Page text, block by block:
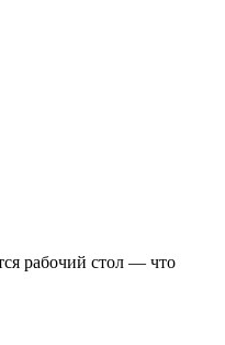
рабочий стол — что